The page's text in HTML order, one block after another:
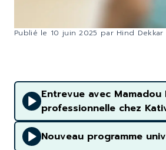
Publié le 10 juin 2025 par Hind Dekkar
Entrevue avec
professionnelle chez
Nouveau programme